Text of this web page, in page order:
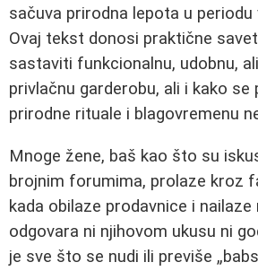
sačuva prirodna lepota u periodu
Ovaj tekst donosi praktične
sastaviti funkcionalnu, udobnu,
privlačnu garderobu, ali i kako
prirodne rituale i blagovremenu
Mnoge žene, baš kao što su
brojnim forumima, prolaze kroz
kada obilaze prodavnice i nailaze
odgovara ni njihovom ukusu ni
je sve što se nudi ili previše